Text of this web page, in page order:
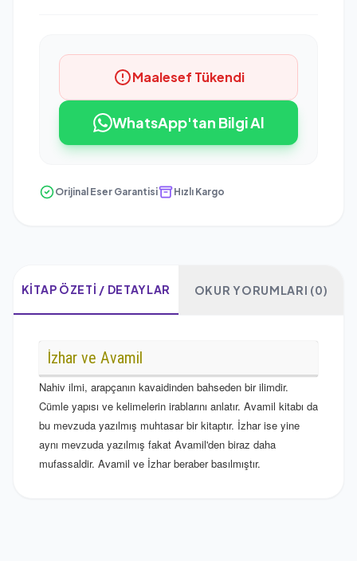
Maalesef Tükendi
WhatsApp'tan Bilgi Al
Orijinal Eser Garantisi Hızlı Kargo
KITAP ÖZETI / DETAYLAR OKUR YORUMLARI (0)
İzhar ve Avamil
Nahiv ilmi, arapçanın kavaidinden bahseden bir ilimdir.
Cümle yapısı ve kelimelerin irablarını anlatır. Avamil kitabı da
bu mevzuda yazılmış muhtasar bir kitaptır. İzhar ise yine
aynı mevzuda yazılmış fakat Avamil'den biraz daha
mufassaldir. Avamil ve İzhar beraber basılmıştır.